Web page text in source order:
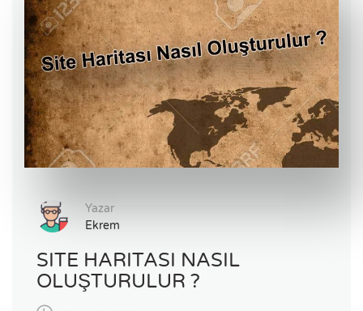
Yazar
Ekrem
SITE HARITASI NASIL
OLUŞTURULUR ?